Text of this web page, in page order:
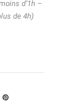
d’1h –
de 4h)